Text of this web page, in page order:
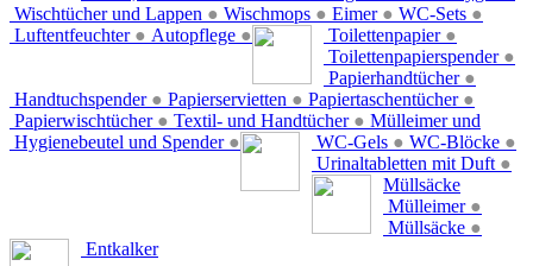
Wischtücher und Lappen ● Wischmops ● Eimer ● WC-Sets ●
Luftentfeuchter ● Autopflege ● Toilettenpapier ●
Toilettenpapierspender ●
Papierhandtücher ●
Handtuchspender ● Papierservietten ● Papiertaschentücher ●
Papierwischtücher ● Textil- und Handtücher ●
Hygienebeutel und Spender ● WC-Gels ● WC-Blöcke ●
Urinaltabletten mit Duft ●
Mülleimer und
Müllsäcke
Mülleimer ●
Müllsäcke ●
Entkalker